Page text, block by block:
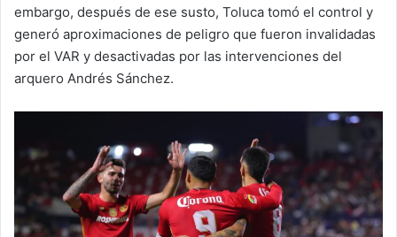
embargo, después de ese susto, Toluca tomó el control y
generó aproximaciones de peligro que fueron invalidadas
por el VAR y desactivadas por las intervenciones del
arquero Andrés Sánchez.